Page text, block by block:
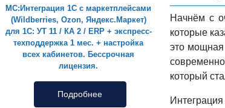
МС:Интеграция 1С с маркетплейсами
(Wildberries, Ozon, Яндекс.Маркет)
для 1С: УТ 11 / КА 2 / ERP + экспресс-
техподдержка 1 мес. + настройка
всех кабинетов. Бессрочная
лицензия.
Подробнее
Начнём с
которые
это мощная
который